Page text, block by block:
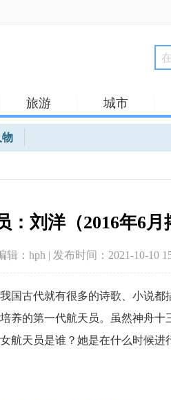
旅游 城市
物
刘洋（2016年6月
辑：hph | 发布时间：2021-10-10
国古代就有很多的诗歌、小说都
养的第一代航天员。虽然神舟
航天员是谁？她是在什么时候